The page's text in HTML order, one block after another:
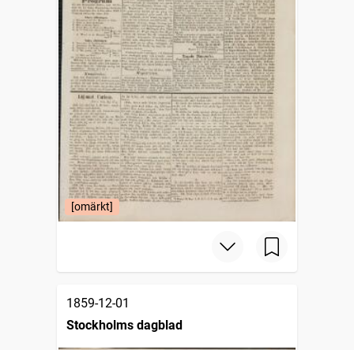
[omärkt]
1859-12-01
Stockholms dagblad